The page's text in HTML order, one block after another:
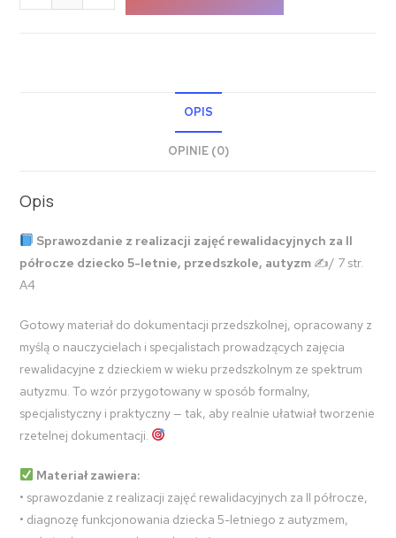
OPIS
OPINIE (0)
Opis
Sprawozdanie z realizacji zajęć rewalidacyjnych za II
półrocze dziecko 5-letnie, przedszkole, autyzm ✍️/ 7 str.
A4
Gotowy materiał do dokumentacji przedszkolnej, opracowany z
myślą o nauczycielach i specjalistach prowadzących zajęcia
rewalidacyjne z dzieckiem w wieku przedszkolnym ze spektrum
autyzmu. To wzór przygotowany w sposób formalny,
specjalistyczny i praktyczny — tak, aby realnie ułatwiał tworzenie
rzetelnej dokumentacji.
Materiał zawiera:
• sprawozdanie z realizacji zajęć rewalidacyjnych za II półrocze,
• diagnozę funkcjonowania dziecka 5-letniego z autyzmem,